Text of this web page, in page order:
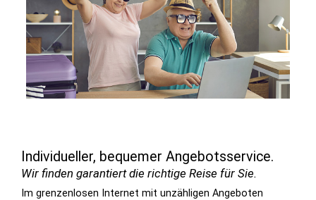
Individueller, bequemer Angebotsservice.
Wir finden garantiert die richtige Reise für Sie.
Im grenzenlosen Internet mit unzähligen Angeboten